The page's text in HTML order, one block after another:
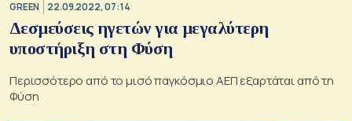
GREEN 22.09.2022, 07:14
Δεσμεύσεις ηγετών για μεγαλύτερη
υποστήριξη στη Φύση
Περισσότερο από το μισό παγκόσμιο ΑΕΠ εξαρτάται από τη
Φύση